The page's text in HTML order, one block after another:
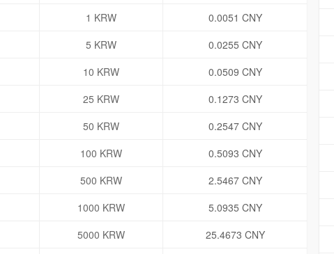
1 KRW
0.0051 CNY
5 KRW
0.0255 CNY
10 KRW
0.0509 CNY
25 KRW
0.1273 CNY
50 KRW
0.2547 CNY
100 KRW
0.5093 CNY
500 KRW
2.5467 CNY
1000 KRW
5.0935 CNY
5000 KRW
25.4673 CNY